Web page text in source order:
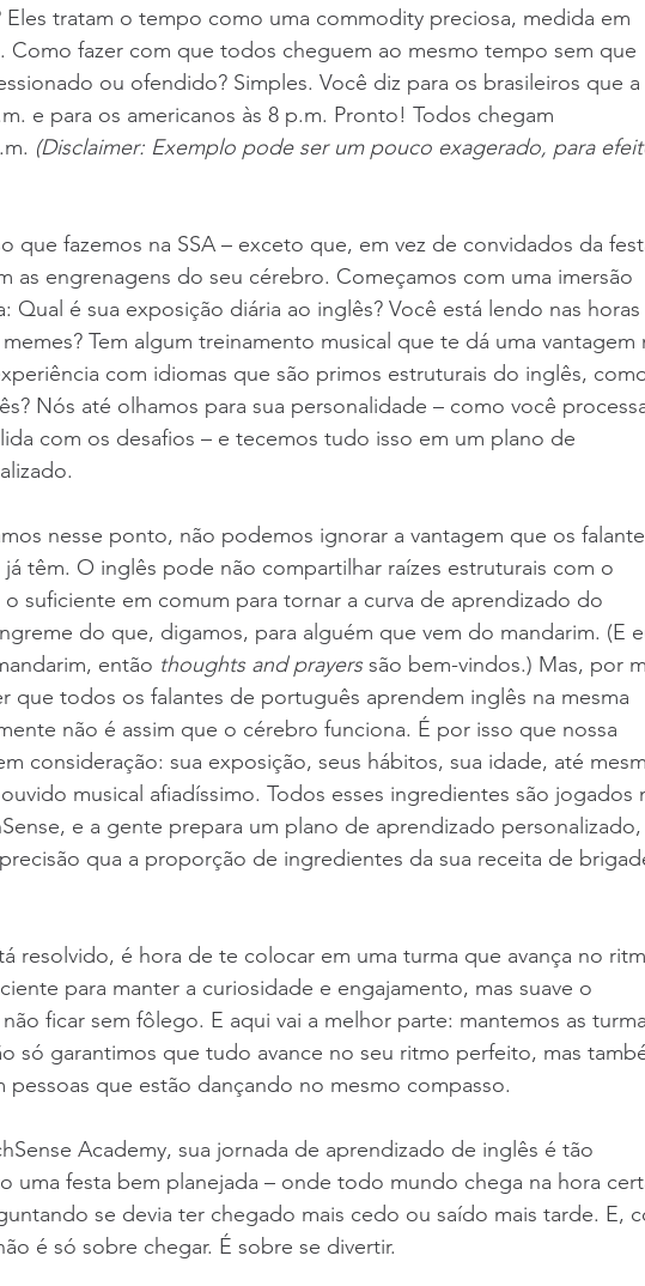
Eles tratam o tempo como uma commodity preciosa, medida em
Como fazer com que todos cheguem ao mesmo tempo sem que
ou ofendido? Simples. Você diz para os brasileiros que a
e para os americanos às 8 p.m. Pronto! Todos chegam
(Disclaimer: Exemplo pode ser um pouco exagerado, para
que fazemos na SSA – exceto que, em vez de convidados da
as engrenagens do seu cérebro. Começamos com uma imersão
Qual é sua exposição diária ao inglês? Você está lendo nas horas
memes? Tem algum treinamento musical que te dá uma vantagem
com idiomas que são primos estruturais do inglês,
Nós até olhamos para sua personalidade – como você
com os desafios – e tecemos tudo isso em um plano de
nesse ponto, não podemos ignorar a vantagem que os
têm. O inglês pode não compartilhar raízes estruturais com o
suficiente em comum para tornar a curva de aprendizado do
do que, digamos, para alguém que vem do mandarim. (E
então thoughts and prayers são bem-vindos.) Mas, por
que todos os falantes de português aprendem inglês na mesma
não é assim que o cérebro funciona. É por isso que nossa
consideração: sua exposição, seus hábitos, sua idade, até
musical afiadíssimo. Todos esses ingredientes são jogados
e a gente prepara um plano de aprendizado personalizado,
qua a proporção de ingredientes da sua receita de
resolvido, é hora de te colocar em uma turma que avança no
para manter a curiosidade e engajamento, mas suave o
ficar sem fôlego. E aqui vai a melhor parte: mantemos as
só garantimos que tudo avance no seu ritmo perfeito, mas
pessoas que estão dançando no mesmo compasso.
Academy, sua jornada de aprendizado de inglês é tão
uma festa bem planejada – onde todo mundo chega na hora
se devia ter chegado mais cedo ou saído mais tarde. E,
é só sobre chegar. É sobre se divertir.